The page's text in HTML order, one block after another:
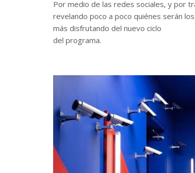
Por medio de las redes sociales, y por
revelando poco a poco quiénes serán
más disfrutando del nuevo ciclo
del programa.